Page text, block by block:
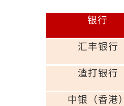
银行
汇丰银行
渣打银行
中银（香港）